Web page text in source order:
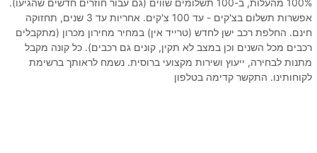
100% מהעלות, ב-100 תשלומים שווים (גם עבור חוזרים חדשים שהגיעו).
אפשרות תשלום בצ'קים - עד 100 צ'קים. אחריות עד 3 שנים, תחזוקה
חינם. החלפת רכב ישן לחדש (טרייד אין) במחיר מחירון מכרון (מתקבלים
רכבים מכל השנים וכן במצב לא תקין, קונים גם רכבים). כל קונה מקבל
מתנות לבחירה, ייעוץ ושירות מקצועי ברוסית. נשמח לראותך ברשימת
לקוחותינו. התקשר קדימה בטלפון